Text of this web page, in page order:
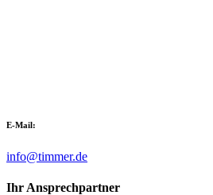
E-Mail:
info@timmer.de
Ihr Ansprechpartner